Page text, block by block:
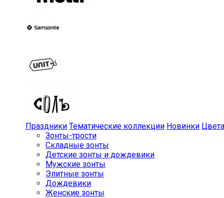
Праздники Тематические коллекции Новинки Цвета
Зонты-трости
Складные зонты
Детские зонты и дождевики
Мужские зонты
Элитные зонты
Дождевики
Женские зонты